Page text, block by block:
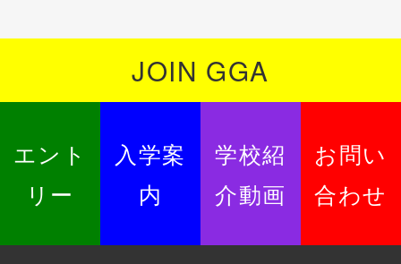
JOIN GGA
エント
リー
入学案
内
学校紹
介動画
お問い
合わせ